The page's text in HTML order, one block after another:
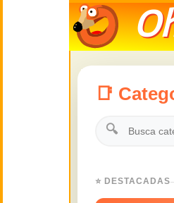
📑
🔍
⭐ DESTACADAS